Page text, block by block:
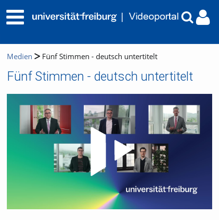
Medien Fünf Stimmen - deutsch untertitelt
Fünf Stimmen - deutsch untertitelt